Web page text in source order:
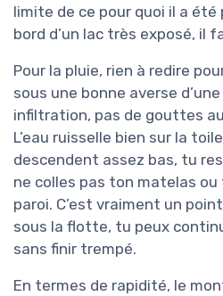
limite de ce pour quoi il a été
bord d’un lac très exposé, il
Pour la pluie, rien à redire
sous une bonne averse
infiltration, pas de gouttes
L’eau ruisselle bien sur la
descendent assez bas, tu
ne colles pas ton matelas
paroi. C’est vraiment un
sous la flotte, tu peux
sans finir trempé.
En termes de rapidité, le